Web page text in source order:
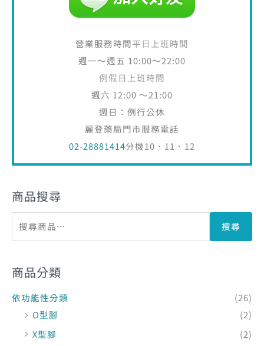
營業服務時間平日上班時間
週一～週五 10:00～22:00
例假日上班時間
週六 12:00 ～21:00
週日：例行公休
麗登藥局門市服務電話
02-28881414分機10、11、12
商品搜尋
搜尋
商品分類
依功能性分類
(26)
O型腳
(2)
X型腳
(2)